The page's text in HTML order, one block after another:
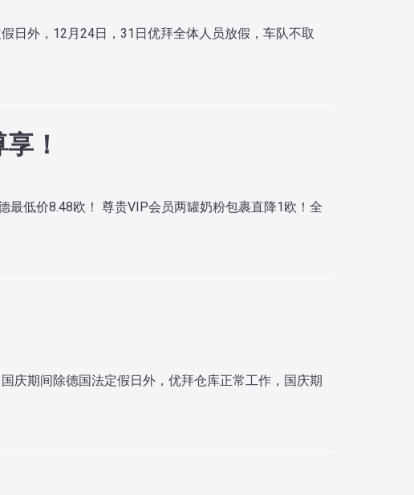
日外，12月24日，31日优拜全体人员放假，车队不取
！
低价8.48欧！ 尊贵VIP会员两罐奶粉包裹直降1欧！全
庆期间除德国法定假日外，优拜仓库正常工作，国庆期